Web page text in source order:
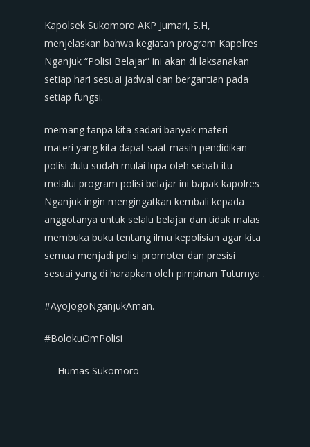
Kapolsek Sukomoro AKP Jumari, S.H,
menjelaskan bahwa kegiatan program Kapolres
Nganjuk “Polisi Belajar” ini akan di laksanakan
setiap hari sesuai jadwal dan bergantian pada
setiap fungsi.
memang tanpa kita sadari banyak materi –
materi yang kita dapat saat masih pendidikan
polisi dulu sudah mulai lupa oleh sebab itu
melalui program polisi belajar ini bapak kapolres
Nganjuk ingin mengingatkan kembali kepada
anggotanya untuk selalu belajar dan tidak malas
membuka buku tentang ilmu kepolisian agar kita
semua menjadi polisi promoter dan presisi
sesuai yang di harapkan oleh pimpinan Tuturnya .
#AyoJogoNganjukAman.
#BolokuOmPolisi
— Humas Sukomoro —